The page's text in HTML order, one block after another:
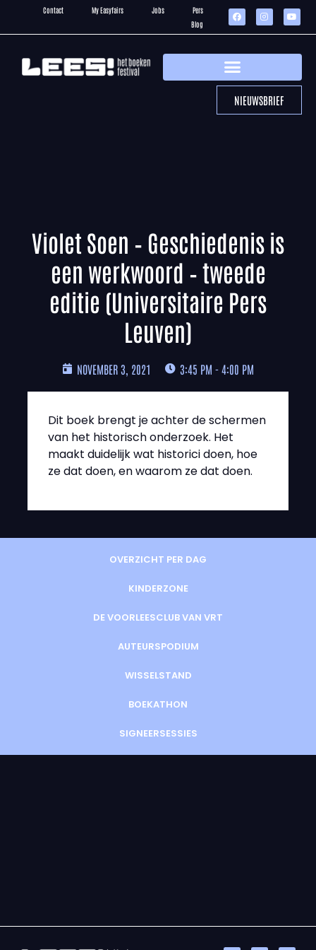
Contact My Easyfairs Jobs
Pers
Blog
NIEUWSBRIEF
OVERZICHT PER DAG
KINDERZONE
DE VOORLEESCLUB VAN VRT
AUTEURSPODIUM
WISSELSTAND
BOEKATHON
SIGNEERSESSIES
Violet Soen – Geschiedenis is
een werkwoord – tweede
editie (Universitaire Pers
Leuven)
NOVEMBER 3, 2021 3:45 PM - 4:00 PM
Dit boek brengt je achter de schermen
van het historisch onderzoek. Het
maakt duidelijk wat historici doen, hoe
ze dat doen, en waarom ze dat doen.